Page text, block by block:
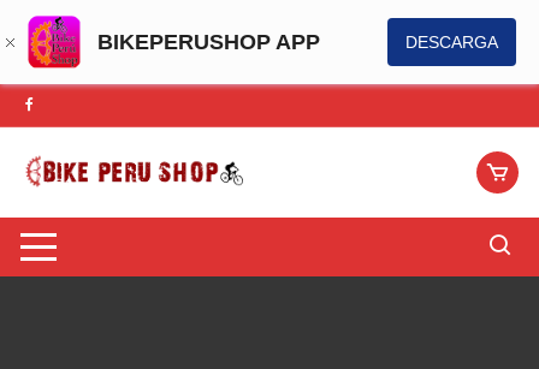
BIKEPERUSHOP APP DESCARGA
Saltar
al
contenido